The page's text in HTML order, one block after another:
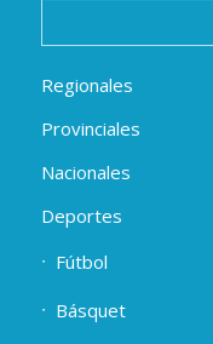
Regionales
Provinciales
Nacionales
Deportes
Fútbol
Básquet